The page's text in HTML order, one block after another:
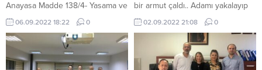
Anayasa Madde 138/4- Yasama ve
yürütme organları ile idare,
mahkeme kararlarına uymak
zorundadır; bu organlar ve idare,
mahkeme kararlarını hiçbir suretle
değiştiremez ve bunların yerine
06.09.2022 18:22 0
bir armut çaldı.. Adamı yakalayıp
cezalandırılmak üzere
İmparator’un karşısına çıkardılar.
Hırsız imparatoru görünce ona
şöyle dedi; “Değerli efendim, çok
açtım, dayanamadım çaldım ve
02.09.2022 21:08 0